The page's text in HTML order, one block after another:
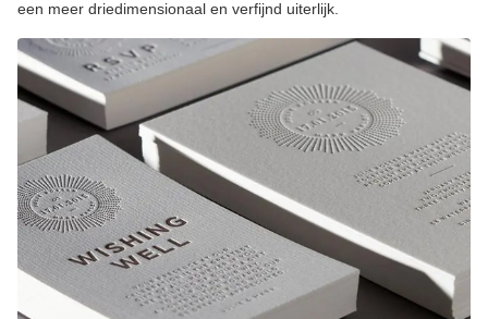
een meer driedimensionaal en verfijnd uiterlijk.